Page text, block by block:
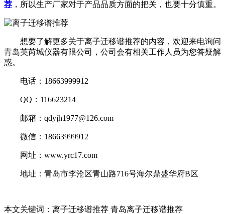
荐 ，所以生产厂家对于产品品质方面的把关，也要十分慎重。
想要了解更多关于离子迁移谱推荐的内容，欢迎来电询问
青岛英芮城仪器有限公司，公司会有相关工作人员为您答疑解
惑。
电话：18663999912
QQ：116623214
邮箱：qdyjh1977@126.com
微信：18663999912
网址：www.yrc17.com
地址：青岛市李沧区青山路716号海尔鼎盛华府B区
本文关键词：离子迁移谱推荐 青岛离子迁移谱推荐